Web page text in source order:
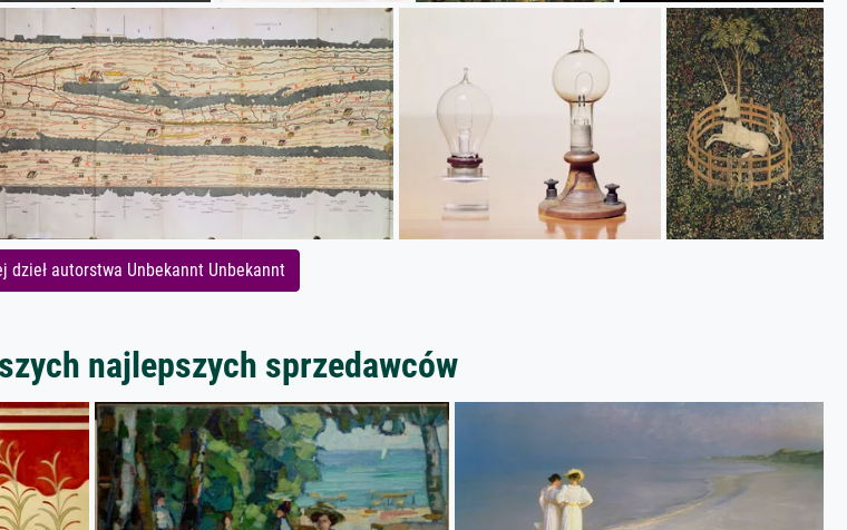
dzieł autorstwa Unbekannt Unbekannt
najlepszych sprzedawców